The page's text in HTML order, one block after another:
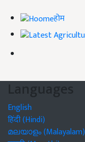
होम
Languages
English
हिंदी (Hindi)
മലയാളം (Malayalam)